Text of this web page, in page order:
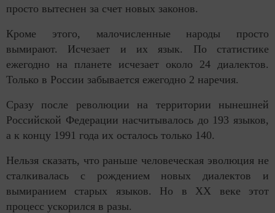
просто вытеснен за счет новых законов.
Кроме этого, малочисленные народы просто
вымирают. Исчезает и их язык. По статистике
ежегодно на планете исчезает около 24 диалектов.
Только в России забывается ежегодно 2 наречия.
Сразу после революции на территории нынешней
Российской Федерации насчитывалось до 193 языков,
а к концу 1991 года их осталось только 140.
Нельзя сказать, что раньше человеческая эволюция не
сталкивалась с рождением новых диалектов и
вымиранием старых языков. Но в XX веке этот
процесс ускорился в разы.